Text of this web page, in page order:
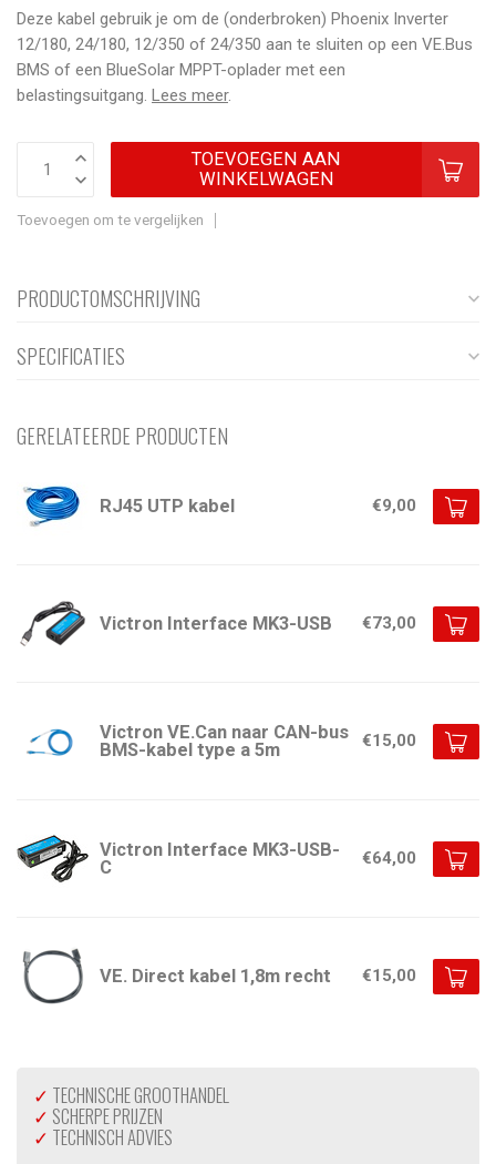
Deze kabel gebruik je om de (onderbroken) Phoenix Inverter
12/180, 24/180, 12/350 of 24/350 aan te sluiten op een VE.Bus
BMS of een BlueSolar MPPT-oplader met een
belastingsuitgang. Lees meer.
TOEVOEGEN AAN
WINKELWAGEN
Toevoegen om te vergelijken
PRODUCTOMSCHRIJVING
SPECIFICATIES
GERELATEERDE PRODUCTEN
RJ45 UTP kabel €9,00
Victron Interface MK3-USB €73,00
Victron VE.Can naar CAN-bus
BMS-kabel type a 5m
€15,00
Victron Interface MK3-USB-
C
€64,00
VE. Direct kabel 1,8m recht €15,00
✓ TECHNISCHE GROOTHANDEL
✓ SCHERPE PRIJZEN
✓ TECHNISCH ADVIES